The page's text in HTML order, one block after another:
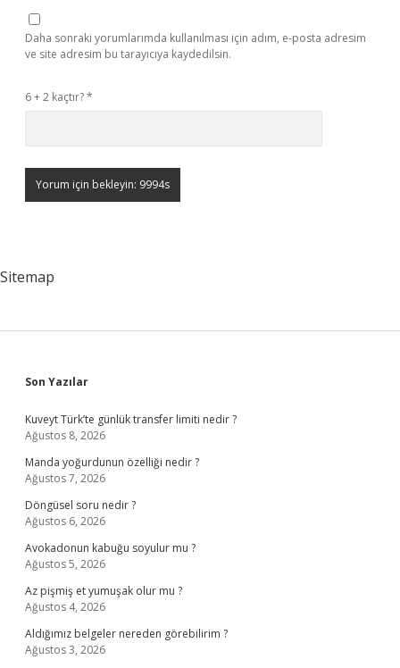
Daha sonraki yorumlarımda kullanılması için adım, e-posta adresim
ve site adresim bu tarayıcıya kaydedilsin.
6 + 2 kaçtır?*
Sitemap
Sidebar
Son Yazılar
Kuveyt Türk’te günlük transfer limiti nedir ?
Ağustos 8, 2026
Manda yoğurdunun özelliği nedir ?
Ağustos 7, 2026
Döngüsel soru nedir ?
Ağustos 6, 2026
Avokadonun kabuğu soyulur mu ?
Ağustos 5, 2026
Az pişmiş et yumuşak olur mu ?
Ağustos 4, 2026
Aldığımız belgeler nereden görebilirim ?
Ağustos 3, 2026